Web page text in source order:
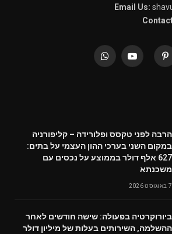
Email Us:
Pinterest
YouTube
WhatsApp
הרבה לפני טקסס ופלורידה – קליפורניה
במקום השני בערכי ההון העצמי על בתים:
627 אלף דולר בממוצע על נכסים עם
משכנתא
7 באוגוסט 2026
ביורוקרטיה בפעולה: שישה חודשים לאחר
ההשלמה, השירותים בעלות של מיליון דולר